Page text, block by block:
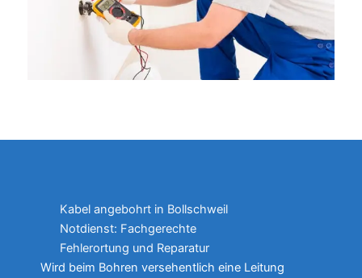
Kabel angebohrt in Bollschweil
Notdienst: Fachgerechte
Fehlerortung und Reparatur
Wird beim Bohren versehentlich eine Leitung